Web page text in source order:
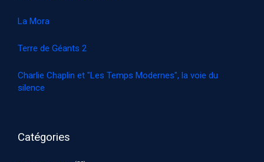
La Mora
Terre de Géants 2
Charlie Chaplin et "Les Temps Modernes", la voie du
silence
Catégories